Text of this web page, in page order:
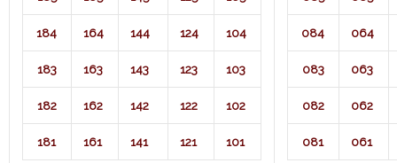
184 164 144 124 104
183 163 143 123 103
182 162 142 122 102
181 161 141 121 101
084 064
083 063
082 062
081 061